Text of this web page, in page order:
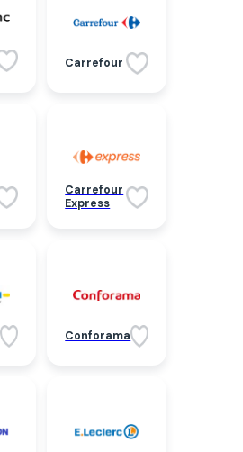
Carrefour
Carrefour
Express
Conforama